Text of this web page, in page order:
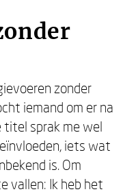
zonder
iemand om er na
titel sprak me wel
iets wat
is. Om
vallen: Ik heb het